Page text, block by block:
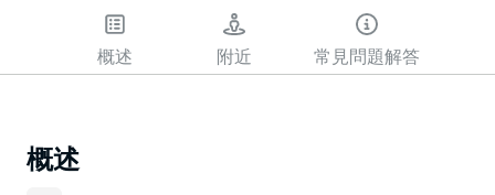
概述 附近 常見問題解答
概述